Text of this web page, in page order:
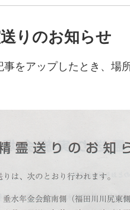
りのお知らせ
事をアップしたとき、場